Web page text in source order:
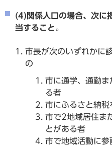
(4)関係人口の場合、次に
当すること。
市長が次のいずれかに
の
市に通学、通勤ま
る者
市にふるさと納
市で2地域居住ま
とがある者
市で地域活動に